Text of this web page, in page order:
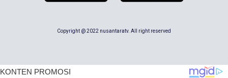
Copyright @ 2022 nusantaratv. All right reserved